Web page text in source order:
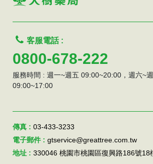
客服電話 :
0800-678-222
服務時間 : 週一~週五 09:00~20:00，週六~
09:00~17:00
傳真 : 03-433-3233
電子郵件 : gtservice@greattree.com.tw
地址 : 330046 桃園市桃園區復興路186號18